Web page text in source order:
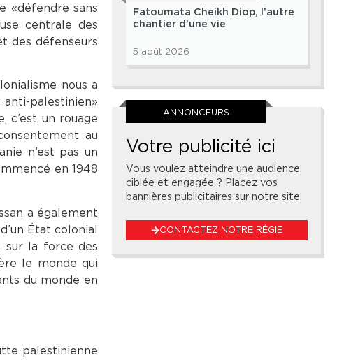
«défendre sans
centrale des
des défenseurs
nous a
palestinien»
c’est un rouage
au
n’est pas un
en 1948
a également
État colonial
sur la force des
le monde qui
du monde en
palestinienne
Fatoumata Cheikh Diop, l’autre
chantier d’une vie
5 août 2026
ANNONCEURS
Votre publicité ici
Vous voulez atteindre une audience
ciblée et engagée ? Placez vos
bannières publicitaires sur notre site
CONTACTEZ NOTRE RÉGIE